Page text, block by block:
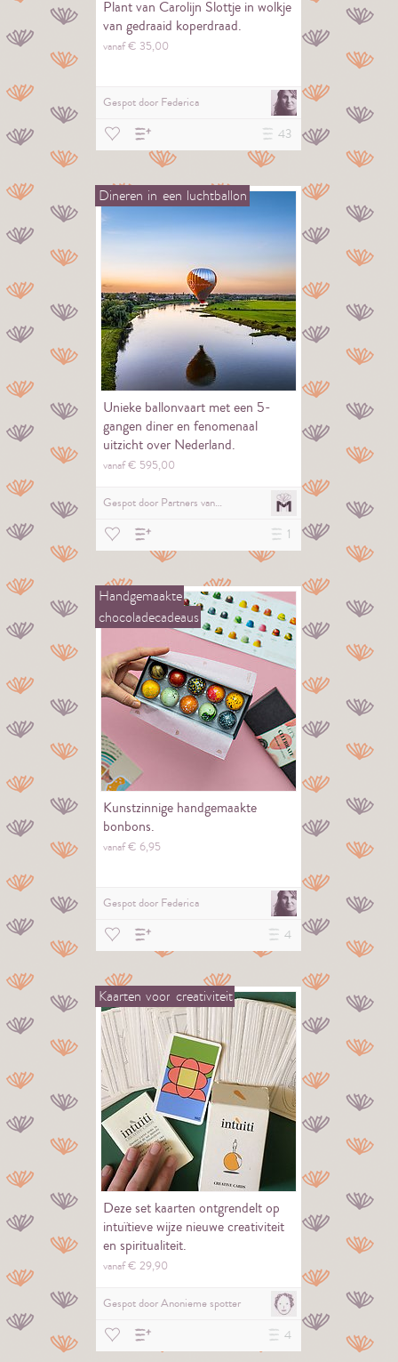
Plant van Carolijn Slottje in wolkje
van gedraaid koperdraad.
vanaf € 35,00
Gespot door Federica
43
Dineren in een luchtballon
Unieke ballonvaart met een 5-
gangen diner en fenomenaal
uitzicht over Nederland.
vanaf € 595,00
Gespot door Partners van…
1
Handgemaakte
chocoladecadeaus
Kunstzinnige handgemaakte
bonbons.
vanaf € 6,95
Gespot door Federica
4
Kaarten voor creativiteit
Deze set kaarten ontgrendelt op
intuïtieve wijze nieuwe creativiteit
en spiritualiteit.
vanaf €29,90
Gespot doorAnonieme spotter
4